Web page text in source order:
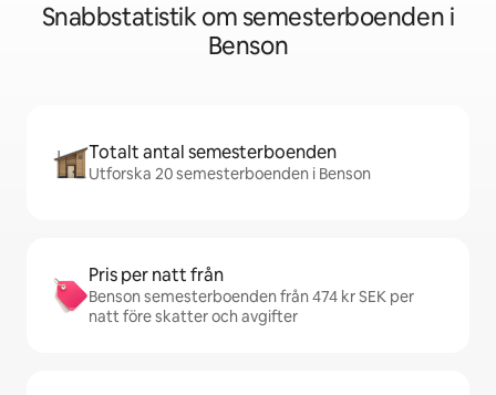
Snabbstatistik om semesterboenden i
Benson
Totalt antal semesterboenden
Utforska 20 semesterboenden i Benson
Pris per natt från
Benson semesterboenden från 474 kr SEK per
natt före skatter och avgifter